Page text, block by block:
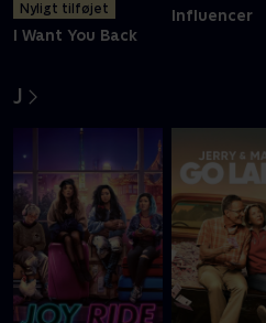
Nyligt tilføjet
I Want You Back
Influencer
J